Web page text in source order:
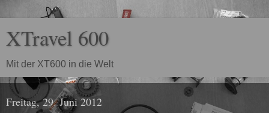
XTravel 600
Mit der XT600 in die Welt
Freitag, 29. Juni 2012